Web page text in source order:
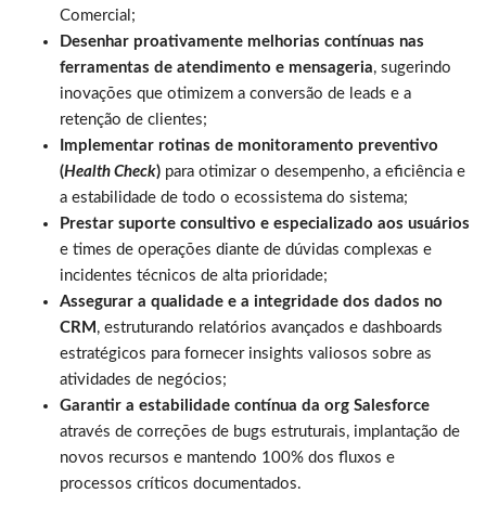
Comercial;
Desenhar proativamente melhorias contínuas nas
ferramentas de atendimento e mensageria, sugerindo
inovações que otimizem a conversão de leads e a
retenção de clientes;
Implementar rotinas de monitoramento preventivo
(Health Check) para otimizar o desempenho, a eficiência e
a estabilidade de todo o ecossistema do sistema;
Prestar suporte consultivo e especializado aos usuários
e times de operações diante de dúvidas complexas e
incidentes técnicos de alta prioridade;
Assegurar a qualidade e a integridade dos dados no
CRM , estruturando relatórios avançados e dashboards
estratégicos para fornecer insights valiosos sobre as
atividades de negócios;
Garantir a estabilidade contínua da org Salesforce
através de correções de bugs estruturais, implantação de
novos recursos e mantendo 100% dos fluxos e
processos críticos documentados.